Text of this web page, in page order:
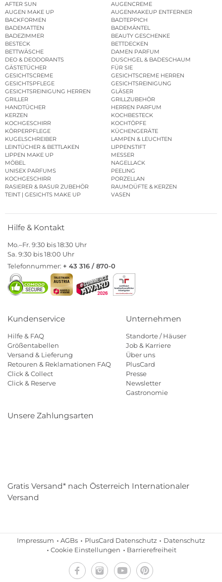
AFTER SUN
AUGENCREME
AUGEN MAKE UP
AUGENMAKEUP ENTFERNER
BACKFORMEN
BADTEPPICH
BADEMATTEN
BADEMÄNTEL
BADEZIMMER
BEAUTY GESCHENKE
BESTECK
BETTDECKEN
BETTWÄSCHE
DAMEN PARFUM
DEO & DEODORANTS
DUSCHGEL & BADESCHAUM
GÄSTETÜCHER
FÜR SIE
GESICHTSCREME
GESICHTSCREME HERREN
GESICHTSPFLEGE
GESICHTSREINIGUNG
GESICHTSREINIGUNG HERREN
GLÄSER
GRILLER
GRILLZUBEHÖR
HANDTÜCHER
HERREN PARFUM
KERZEN
KOCHBESTECK
KOCHGESCHIRR
KOCHTÖPFE
KÖRPERPFLEGE
KÜCHENGERÄTE
KUGELSCHREIBER
LAMPEN & LEUCHTEN
LEINTÜCHER & BETTLAKEN
LIPPENSTIFT
LIPPEN MAKE UP
MESSER
MÖBEL
NAGELLACK
UNISEX PARFUMS
PEELING
KOCHGESCHIRR
PORZELLAN
RASIERER & RASUR ZUBEHÖR
RAUMDÜFTE & KERZEN
TEINT | GESICHTS MAKE UP
VASEN
Hilfe & Kontakt
Mo.–Fr. 9:30 bis 18:30 Uhr
Sa. 9:30 bis 18:00 Uhr
Telefonnummer: + 43 316 / 870-0
Kundenservice
Hilfe & FAQ
Größentabellen
Versand & Lieferung
Retouren & Reklamationen FAQ
Click & Collect
Click & Reserve
Unternehmen
Standorte / Häuser
Job & Karriere
Über uns
PlusCard
Presse
Newsletter
Gastronomie
Unsere Zahlungsarten
Gratis Versand* nach Österreich Internationaler
Versand
Impressum AGBs PlusCard Datenschutz
Datenschutz
Cookie Einstellungen
Barrierefreiheit